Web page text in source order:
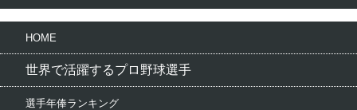
HOME
世界で活躍するプロ野球選手
選手年俸ランキング